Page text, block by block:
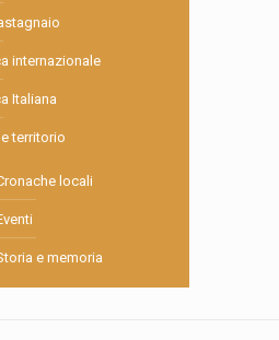
internazionale
Italiana
territorio
locali
e memoria